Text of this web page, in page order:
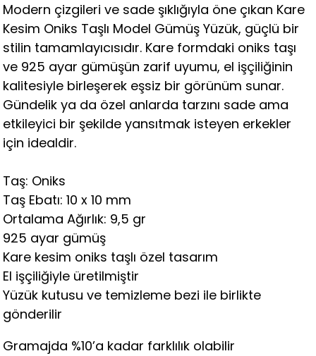
Modern çizgileri ve sade şıklığıyla öne çıkan Kare
Kesim Oniks Taşlı Model Gümüş Yüzük, güçlü bir
stilin tamamlayıcısıdır. Kare formdaki oniks taşı
ve 925 ayar gümüşün zarif uyumu, el işçiliğinin
kalitesiyle birleşerek eşsiz bir görünüm sunar.
Gündelik ya da özel anlarda tarzını sade ama
etkileyici bir şekilde yansıtmak isteyen erkekler
için idealdir.
Taş: Oniks
Taş Ebatı: 10 x 10 mm
Ortalama Ağırlık: 9,5 gr
925 ayar gümüş
Kare kesim oniks taşlı özel tasarım
El işçiliğiyle üretilmiştir
Yüzük kutusu ve temizleme bezi ile birlikte
gönderilir
Gramajda %10’a kadar farklılık olabilir